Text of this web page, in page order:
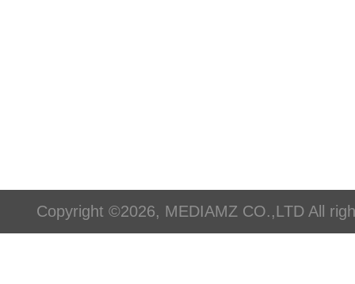
Copyright ©2026, MEDIAMZ CO.,LTD All